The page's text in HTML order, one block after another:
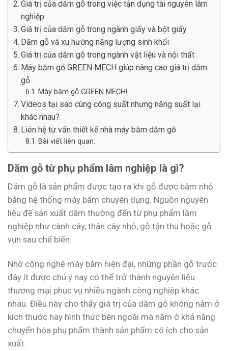
Giá trị của dăm gỗ trong việc tận dụng tài nguyên lâm
nghiệp
Giá trị của dăm gỗ trong ngành giấy và bột giấy
Dăm gỗ và xu hướng năng lượng sinh khối
Giá trị của dăm gỗ trong ngành vật liệu và nội thất
Máy băm gỗ GREEN MECH giúp nâng cao giá trị dăm
gỗ
Máy băm gỗ GREEN MECH!
Videos tại sao cùng công suất nhưng năng suất lại
khác nhau?
Liên hệ tư vấn thiết kế nhà máy băm dăm gỗ
Bài viết liên quan:
Dăm gỗ từ phụ phẩm lâm nghiệp là gì?
Dăm gỗ là sản phẩm được tạo ra khi gỗ được băm nhỏ
bằng hệ thống máy băm chuyên dụng. Nguồn nguyên
liệu để sản xuất dăm thường đến từ phụ phẩm lâm
nghiệp như cành cây, thân cây nhỏ, gỗ tận thu hoặc gỗ
vụn sau chế biến.
Nhờ công nghệ máy băm hiện đại, những phần gỗ trước
đây ít được chú ý nay có thể trở thành nguyên liệu
thương mại phục vụ nhiều ngành công nghiệp khác
nhau. Điều này cho thấy giá trị của dăm gỗ không nằm ở
kích thước hay hình thức bên ngoài mà nằm ở khả năng
chuyển hóa phụ phẩm thành sản phẩm có ích cho sản
xuất.